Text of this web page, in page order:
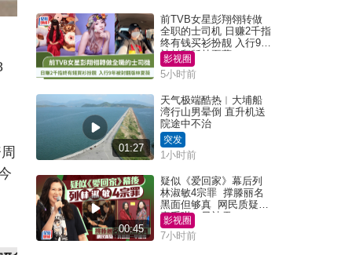
前TVB女星彭翔翎转做
全职的士司机 日赚2千指
终有钱买衫扮靓 入行9年
被封翻版林夏薇
影视圈
5小时前
01:27
天气极端酷热︱大埔船
湾行山男晕倒 直升机送
院途中不治
突发
1小时前
00:45
疑似《爱回家》幕后列
林淑敏4宗罪 撑滕丽名
黑面但够真 网民质疑：
真系咁一早被雪
影视圈
7小时前